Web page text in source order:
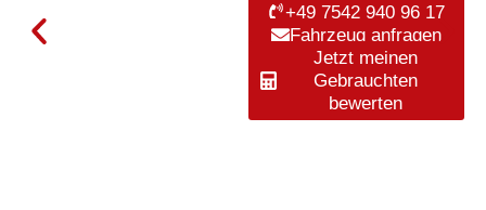
+49 7542 940 96 17
Fahrzeug anfragen
Jetzt meinen
Gebrauchten
bewerten